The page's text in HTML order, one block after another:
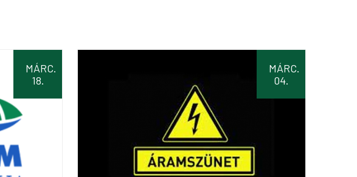
MÁRC.
18.
MÁRC.
04.